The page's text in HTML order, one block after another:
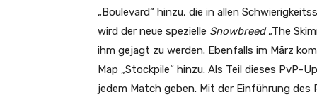
„Boulevard“ hinzu, die in allen
wird der neue spezielle Snowbreed„The
ihm gejagt zu werden. Ebenfalls im März
Map „Stockpile“ hinzu. Als Teil dieses PvP-
jedem Match geben. Mit der Einführung